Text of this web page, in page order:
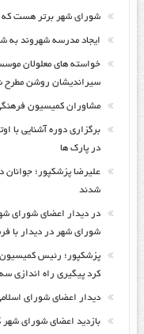
شورای شهر برتر هست که
ایجاد مدرسه شهروند به
خواسته های معلولان
سیراندیشان روشن مطرح
مشاوران کمیسیون
برگزاری دوره آشنایی با
در پارک ها
علیرضا پزشکپور؛
شدند
در دیدار اعضای شورای
شورای شهر در دیدار با
پزشکپور؛ رئیس کمیسیون
کرد پیگیری راه اندازی
دیدار اعضای شورای
بازدید اعضای شورای شهر